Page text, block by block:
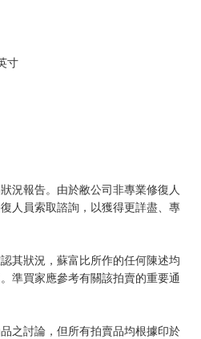
寸
況報告。由於敝公司非專業修復人
人員索取諮詢，以獲得更詳盡、專
其狀況，蘇富比所作的任何陳述均
準買家應參考有關該拍賣的重要通
之討論，但所有拍賣品均根據印於